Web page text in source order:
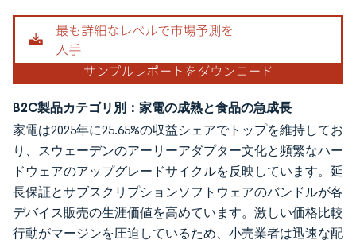
B2C製品カテゴリ別：家電の成熟と食品の急成長
家電は2025年に25.65%の収益シェアでトップを維持してお
り、スウェーデンのアーリーアダプター文化と頻繁なハー
ドウェアのアップグレードサイクルを反映しています。延
長保証とサブスクリプションソフトウェアのバンドルが各
デバイス販売の生涯価値を高めています。激しい価格比較
行動がマージンを圧迫しているため、小売業者は迅速な配